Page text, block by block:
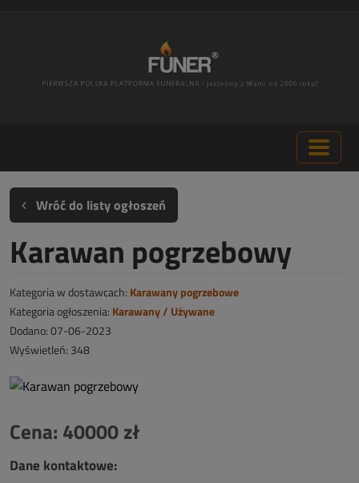
Wróć do listy ogłoszeń
Karawan pogrzebowy
Kategoria w dostawcach: Karawany pogrzebowe
Kategoria ogłoszenia: Karawany / Używane
Dodano: 07-06-2023
Wyświetleń: 348
Cena: 40000 zł
Dane kontaktowe: